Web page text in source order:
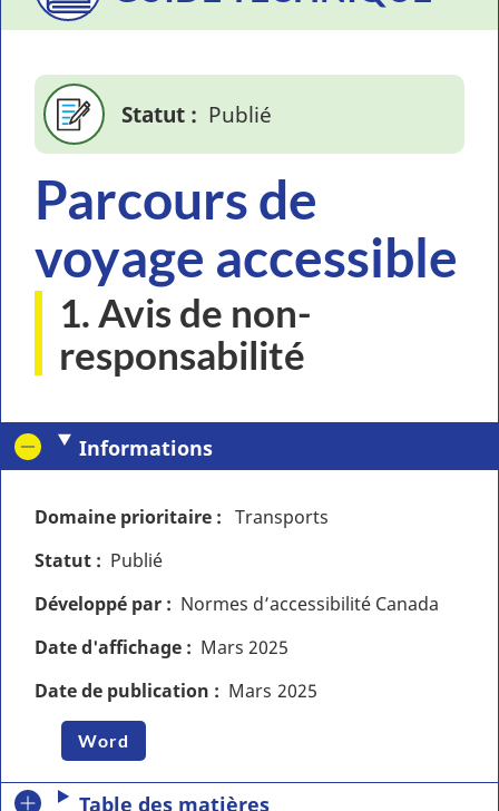
Statut Publié
Parcours de
voyage accessible
1. Avis de non-
responsabilité
Informations
Domaine prioritaire
Transports
Statut
Publié
Développé par
Normes d’accessibilité Canada
Date d'affichage
Mars 2025
Date de publication
Mars 2025
Word
Table des matières